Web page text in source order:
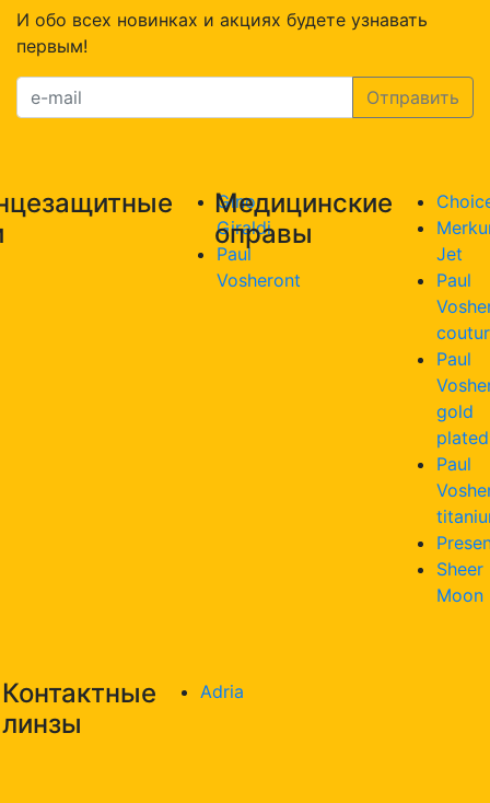
И обо всех новинках и акциях будете узнавать
первым!
Gino
Giraldi
Paul
Vosheront
Медицинские
оправы
Jet
Paul
Paul
gold
plated
Paul
Sheer
Moon
Контактные
линзы
Adria